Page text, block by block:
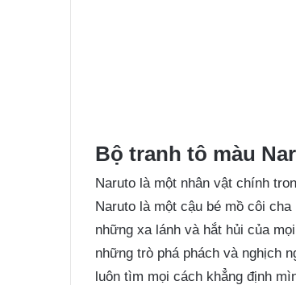
Bộ tranh tô màu
Naruto là một nhân vật chính
Naruto là một cậu bé mồ côi
những xa lánh và hắt hủi của
những trò phá phách và nghịch
luôn tìm mọi cách khẳng định